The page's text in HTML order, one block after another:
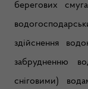
берегових
здійснення
забрудненню
сніговими)